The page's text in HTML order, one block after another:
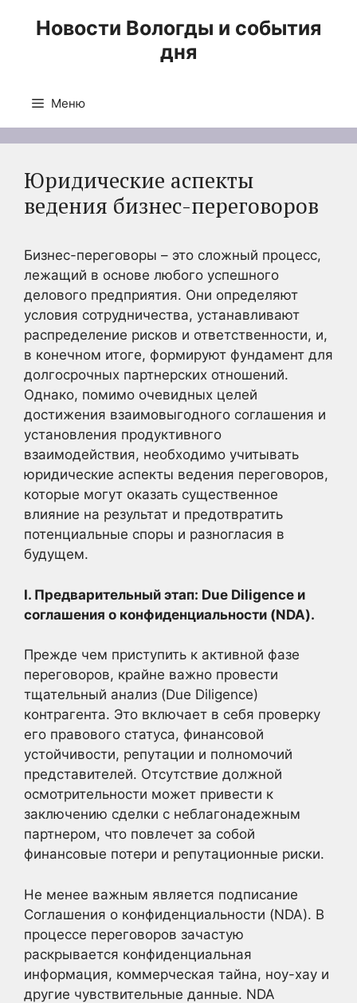
Новости Вологды и события
дня
Меню
Юридические аспекты
ведения бизнес-переговоров
Бизнес-переговоры – это сложный процесс,
лежащий в основе любого успешного
делового предприятия. Они определяют
условия сотрудничества, устанавливают
распределение рисков и ответственности, и,
в конечном итоге, формируют фундамент для
долгосрочных партнерских отношений.
Однако, помимо очевидных целей
достижения взаимовыгодного соглашения и
установления продуктивного
взаимодействия, необходимо учитывать
юридические аспекты ведения переговоров,
которые могут оказать существенное
влияние на результат и предотвратить
потенциальные споры и разногласия в
будущем.
I. Предварительный этап: Due Diligence и
соглашения о конфиденциальности (NDA).
Прежде чем приступить к активной фазе
переговоров, крайне важно провести
тщательный анализ (Due Diligence)
контрагента. Это включает в себя проверку
его правового статуса, финансовой
устойчивости, репутации и полномочий
представителей. Отсутствие должной
осмотрительности может привести к
заключению сделки с неблагонадежным
партнером, что повлечет за собой
финансовые потери и репутационные риски.
Не менее важным является подписание
Соглашения о конфиденциальности (NDA). В
процессе переговоров зачастую
раскрывается конфиденциальная
информация, коммерческая тайна, ноу-хау и
другие чувствительные данные. NDA